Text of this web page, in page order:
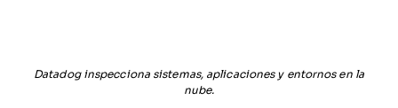
Datadog inspecciona sistemas, aplicaciones y entornos en la
nube.